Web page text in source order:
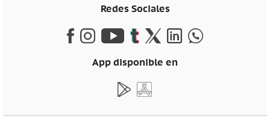
Redes Sociales
App disponible en